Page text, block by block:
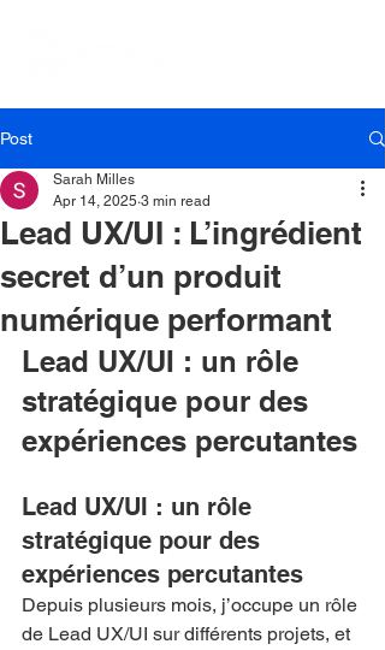
Post
Lead UX/UI : L’ingrédient
secret d’un produit
numérique performant
Sarah Milles
Apr 14, 2025 3 min read
Lead UX/UI : un rôle
stratégique pour des
expériences percutantes
Lead UX/UI : un rôle
stratégique pour des
expériences percutantes
Depuis plusieurs mois, j’occupe un rôle
de Lead UX/UI sur différents projets, et